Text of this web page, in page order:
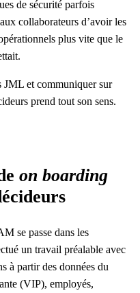
de sécurité parfois
collaborateurs d’avoir les
plus vite que le
JML et communiquer sur
prend tout son sens.
on boarding
se passe dans les
un travail préalable avec
à partir des données du
(VIP), employés,